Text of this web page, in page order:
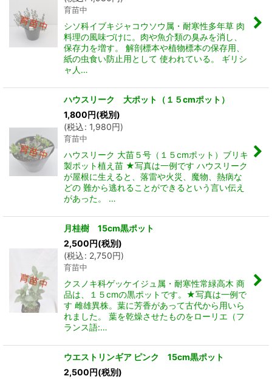
育苗中
シソ科イブキジャコウソウ属・耐寒性多年草 肉
料理の風味づけに。肉や魚介類の臭みを消し、
保存力を増す。 解剖標本や植物標本の保存用、
紙の虫食い防止用として 使われている。 ギリシ
ャ人…
ハウスリーク 大ポット（１５cmポット）
1,800円(税別)
(税込: 1,980円)
育苗中
ハウスリーク 大苗５号（１５cmポット）ブリキ
製ポット植え苗 ★写真は一例です ハウスリーク
が屋根に生えると、落雷や火災、魔物、熱病な
どの 難から逃れることができるという言い伝え
があった。 …
月桂樹 15cm黒ポット
2,500円(税別)
(税込: 2,750円)
育苗中
クスノキ科ゲッケイジュ属・耐寒性常緑高木 商
品は、１５cmの黒ポットです。★写真は一例で
す 雌雄異株。葉に芳香があって古代から用いら
れました。 葉を乾燥させたものをローリエ（フ
ランス語:…
ウエストリンギア ピンク 15cm黒ポット
2,500円(税別)